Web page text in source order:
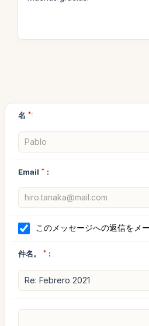
名 *:
Email * :
このメッセージへの返信をメ
件名。 * :